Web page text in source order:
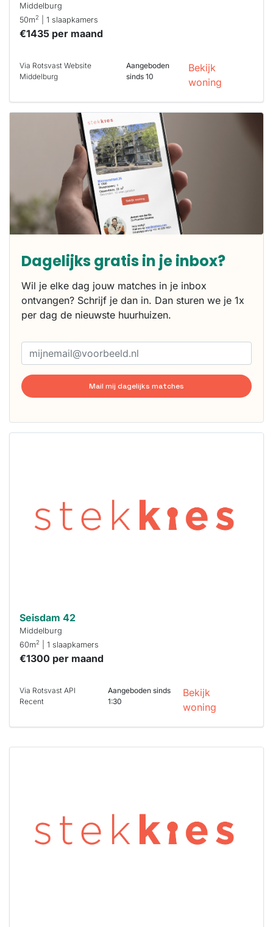
Middelburg
50m2 | 1 slaapkamers
€1435 per maand
Via Rotsvast Website
Middelburg
Aangeboden
sinds 10
Bekijk
woning
Dagelijks gratis in je inbox?
Wil je elke dag jouw matches in je inbox
ontvangen? Schrijf je dan in. Dan sturen we je 1x
per dag de nieuwste huurhuizen.
Mail mij dagelijks matches
binnen 15
minuten
reageren.
Stekkies helpt
Seisdam 42
Middelburg
60m2 | 1 slaapkamers
€1300 per maand
Via Rotsvast API
Recent
Aangeboden sinds
1:30
Bekijk
woning
binnen 15
minuten
reageren.
Stekkies helpt